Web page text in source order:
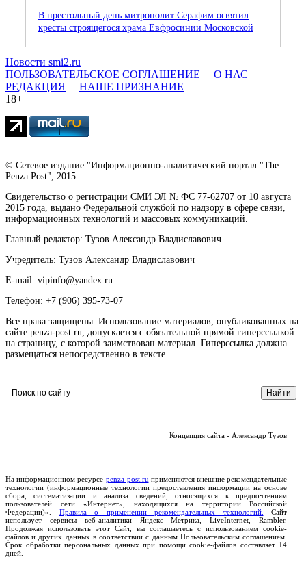
В престольный день митрополит Серафим освятил
кресты строящегося храма Евфросинии Московской
Новости smi2.ru
ПОЛЬЗОВАТЕЛЬСКОЕ СОГЛАШЕНИЕ
О НАС
РЕДАКЦИЯ
НАШЕ ПРИЗНАНИЕ
18+
© Сетевое издание "Информационно-аналитический портал "The
Penza Post", 2015
Свидетельство о регистрации СМИ ЭЛ № ФС 77-62707 от 10 августа
2015 года, выдано Федеральной службой по надзору в сфере связи,
информационных технологий и массовых коммуникаций.
Главный редактор: Тузов Александр Владиславович
Учредитель: Тузов Александр Владиславович
E-mail: vipinfo@yandex.ru
Телефон: +7 (906) 395-73-07
Все права защищены. Использование материалов, опубликованных на
сайте penza-post.ru, допускается с обязательной прямой гиперссылкой
на страницу, с которой заимствован материал. Гиперссылка должна
размещаться непосредственно в тексте.
Концепция сайта - Александр Тузов
На информационном ресурсе penza-post.ru применяются внешние рекомендательные
технологии (информационные технологии предоставления информации на основе
сбора, систематизации и анализа сведений, относящихся к предпочтениям
пользователей сети «Интернет», находящихся на территории Российской
Федерации)». Правила о применении рекомендательных технологий.
Сайт
использует сервисы веб-аналитики Яндекс Метрика, LiveInternet, Rambler.
Продолжая использовать этот Сайт, вы соглашаетесь с использованием cookie-
файлов и других данных в соответствии с данным Пользовательским соглашением.
Срок обработки персональных данных при помощи cookie-файлов составляет 14
дней.